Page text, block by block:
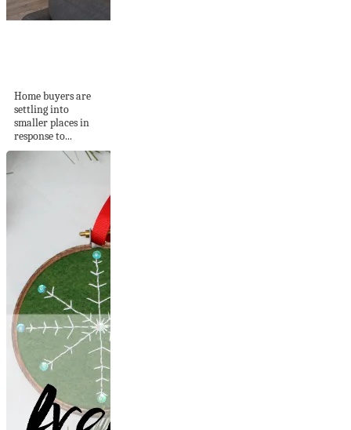
Home buyers are
settling into
smaller places in
response to...